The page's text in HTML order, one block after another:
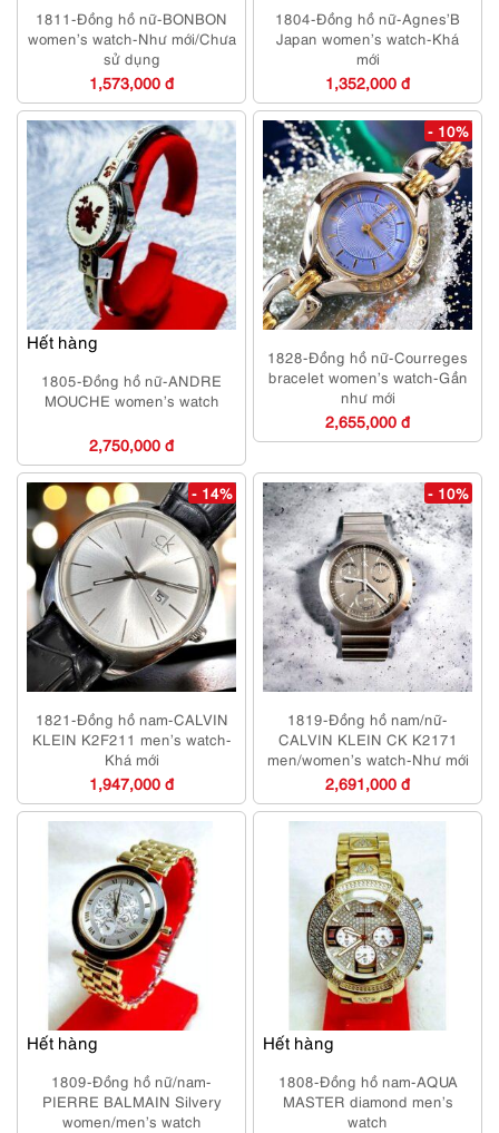
1811-Đồng hồ nữ-BONBON
women’s watch-Như mới/Chưa
sử dụng
1,573,000 đ
1804-Đồng hồ nữ-Agnes’B
Japan women’s watch-Khá
mới
1,352,000 đ
Hết hàng
1805-Đồng hồ nữ-ANDRE
MOUCHE women’s watch
2,750,000 đ
- 10%
1828-Đồng hồ nữ-Courreges
bracelet women’s watch-Gần
như mới
2,655,000 đ
- 14%
1821-Đồng hồ nam-CALVIN
KLEIN K2F211 men’s watch-
Khá mới
1,947,000 đ
- 10%
1819-Đồng hồ nam/nữ-
CALVIN KLEIN CK K2171
men/women’s watch-Như mới
2,691,000 đ
Hết hàng
1809-Đồng hồ nữ/nam-
PIERRE BALMAIN Silvery
women/men’s watch
Hết hàng
1808-Đồng hồ nam-AQUA
MASTER diamond men’s
watch